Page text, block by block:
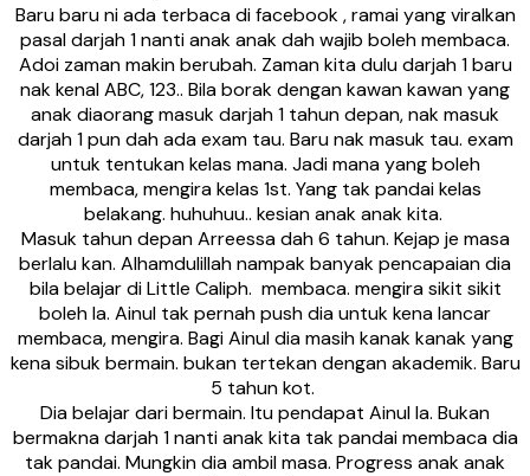
Baru baru ni ada terbaca di facebook , ramai yang viralkan
pasal darjah 1 nanti anak anak dah wajib boleh membaca.
Adoi zaman makin berubah. Zaman kita dulu darjah 1 baru
nak kenal ABC, 123.. Bila borak dengan kawan kawan yang
anak diaorang masuk darjah 1 tahun depan, nak masuk
darjah 1 pun dah ada exam tau. Baru nak masuk tau. exam
untuk tentukan kelas mana. Jadi mana yang boleh
membaca, mengira kelas 1st. Yang tak pandai kelas
belakang. huhuhuu.. kesian anak anak kita.
Masuk tahun depan Arreessa dah 6 tahun. Kejap je masa
berlalu kan. Alhamdulillah nampak banyak pencapaian dia
bila belajar di Little Caliph. membaca. mengira sikit sikit
boleh la. Ainul tak pernah push dia untuk kena lancar
membaca, mengira. Bagi Ainul dia masih kanak kanak yang
kena sibuk bermain. bukan tertekan dengan akademik. Baru
5 tahun kot.
Dia belajar dari bermain. Itu pendapat Ainul la. Bukan
bermakna darjah 1 nanti anak kita tak pandai membaca dia
tak pandai. Mungkin dia ambil masa. Progress anak anak